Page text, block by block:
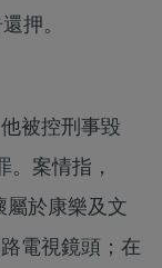
押。
被控刑事毀
案情指，
屬於康樂及文
電視鏡頭；在